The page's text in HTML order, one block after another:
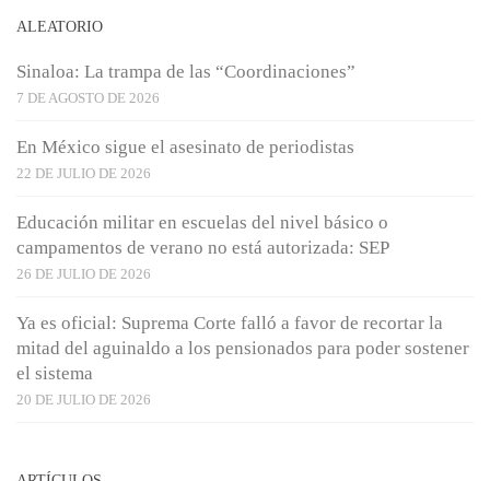
ALEATORIO
Sinaloa: La trampa de las “Coordinaciones”
7 DE AGOSTO DE 2026
En México sigue el asesinato de periodistas
22 DE JULIO DE 2026
Educación militar en escuelas del nivel básico o
campamentos de verano no está autorizada: SEP
26 DE JULIO DE 2026
Ya es oficial: Suprema Corte falló a favor de recortar la
mitad del aguinaldo a los pensionados para poder sostener
el sistema
20 DE JULIO DE 2026